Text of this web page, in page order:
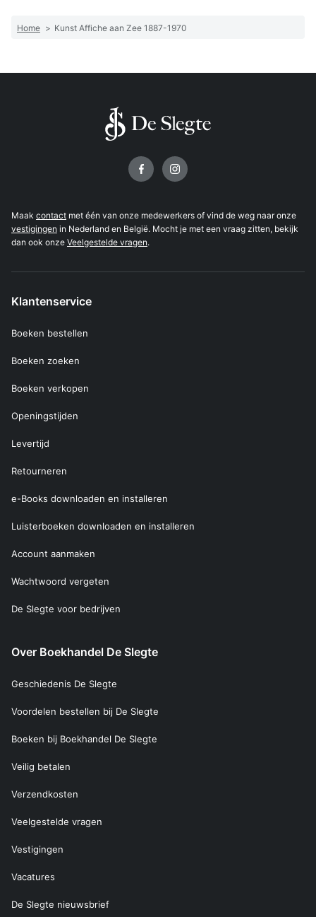
Home > Kunst Affiche aan Zee 1887-1970
Maak contact met één van onze medewerkers of vind de weg naar onze
vestigingen in Nederland en België. Mocht je met een vraag zitten, bekijk
dan ook onze Veelgestelde vragen.
Klantenservice
Boeken bestellen
Boeken zoeken
Boeken verkopen
Openingstijden
Levertijd
Retourneren
e-Books downloaden en installeren
Luisterboeken downloaden en installeren
Account aanmaken
Wachtwoord vergeten
De Slegte voor bedrijven
Over Boekhandel De Slegte
Geschiedenis De Slegte
Voordelen bestellen bij De Slegte
Boeken bij Boekhandel De Slegte
Veilig betalen
Verzendkosten
Veelgestelde vragen
Vestigingen
Vacatures
De Slegte nieuwsbrief